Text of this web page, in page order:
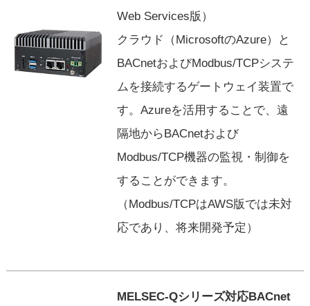
Web Services版）
クラウド（MicrosoftのAzure）と
BACnetおよびModbus/TCPシステ
ムを接続するゲートウェイ装置で
す。Azureを活用することで、遠
隔地からBACnetおよび
Modbus/TCP機器の監視・制御を
することができます。
（Modbus/TCPはAWS版では未対
応であり、将来開発予定）
MELSEC-Qシリーズ対応BACnet